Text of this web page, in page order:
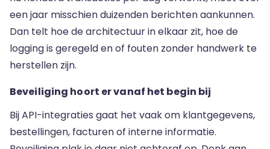
een jaar misschien duizenden berichten aankunnen.
Dan telt hoe de architectuur in elkaar zit, hoe de
logging is geregeld en of fouten zonder handwerk te
herstellen zijn.
Beveiliging hoort er vanaf het begin bij
Bij API-integraties gaat het vaak om klantgegevens,
bestellingen, facturen of interne informatie.